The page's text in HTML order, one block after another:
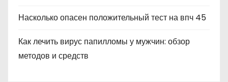
Насколько опасен положительный тест на впч 45
Как лечить вирус папилломы у мужчин: обзор
методов и средств